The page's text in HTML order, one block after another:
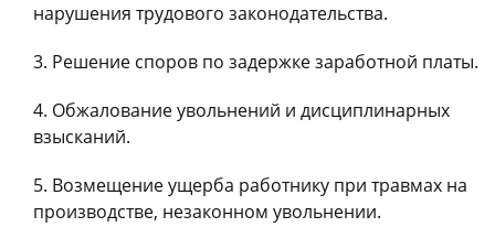
нарушения трудового законодательства.
Решение споров по задержке заработной платы.
Обжалование увольнений и дисциплинарных
взысканий.
Возмещение ущерба работнику при травмах на
производстве, незаконном увольнении.